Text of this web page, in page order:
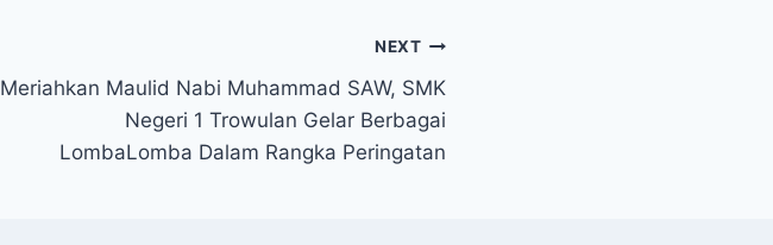
NEXT
Meriahkan Maulid Nabi Muhammad SAW, SMK
Negeri 1 Trowulan Gelar Berbagai
LombaLomba Dalam Rangka Peringatan